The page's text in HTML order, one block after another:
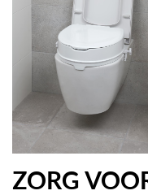
ZORG